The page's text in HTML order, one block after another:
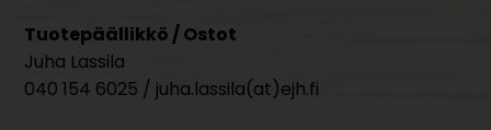
Tuotepäällikkö / Ostot
Juha Lassila
040 154 6025 / juha.lassila(at)ejh.fi